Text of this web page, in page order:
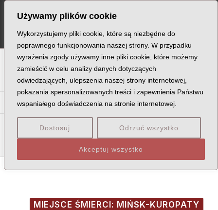
Używamy plików cookie
Wykorzystujemy pliki cookie, które są niezbędne do
poprawnego funkcjonowania naszej strony. W przypadku
wyrażenia zgody używamy inne pliki cookie, które możemy
zamieścić w celu analizy danych dotyczących
odwiedzających, ulepszenia naszej strony internetowej,
pokazania spersonalizowanych treści i zapewnienia Państwu
wspaniałego doświadczenia na stronie internetowej.
Dostosuj Odrzuć wszystko
Akceptuj wszystko
content
B C D E F G H I J K L Ł M
O P Q R S T U V W X Z
Ka Ke Ki Kl Kł Km Kn Ko Kr Ks
Koc Kof Kom Kon
Kot Kow Koz
MIEJSCE ŚMIERCI: MIŃSK-KUROPATY
navigation